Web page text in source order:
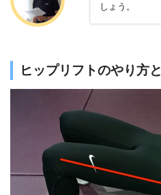
しょう。
ヒップリフトのやり方